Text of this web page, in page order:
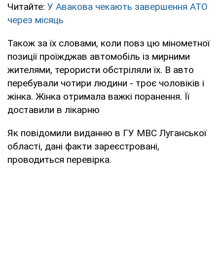
Читайте: У Авакова чекають завершення АТО
через місяць
Також за їх словами, коли повз цю мінометної
позиції проїжджав автомобіль із мирними
жителями, терористи обстріляли їх. В авто
перебували чотири людини - троє чоловіків і
жінка. Жінка отримала важкі поранення. Її
доставили в лікарню
Як повідомили виданню в ГУ МВС Луганської
області, дані факти зареєстровані,
проводиться перевірка.